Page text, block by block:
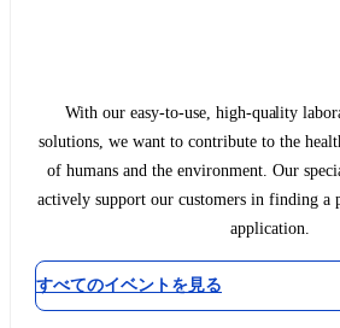
With our easy-to-use, high-quality
solutions, we want to contribute to the
of humans and the environment. Our
actively support our customers in finding a
application.
すべてのイベントを見る